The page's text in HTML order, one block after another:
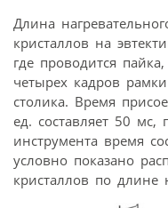
Длина
кристаллов на
где проводится
четырех кадров
столика. Время
ед. составляет 50
инструмента время
условно показано
кристаллов по длине